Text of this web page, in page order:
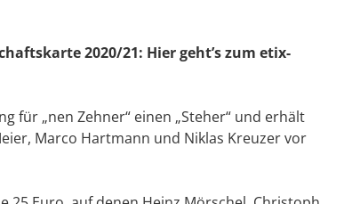
2020/21: Hier geht’s zum etix-
für „nen Zehner“ einen „Steher“ und erhält
Marco Hartmann und Niklas Kreuzer vor